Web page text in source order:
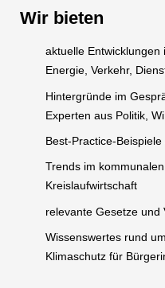
Wir bieten
aktuelle Entwicklungen
Energie, Verkehr,
Hintergründe im
Experten aus Politik,
Best-Practice-
Trends im
Kreislaufwirtschaft
relevante Gesetze und
Wissenswertes rund
Klimaschutz für